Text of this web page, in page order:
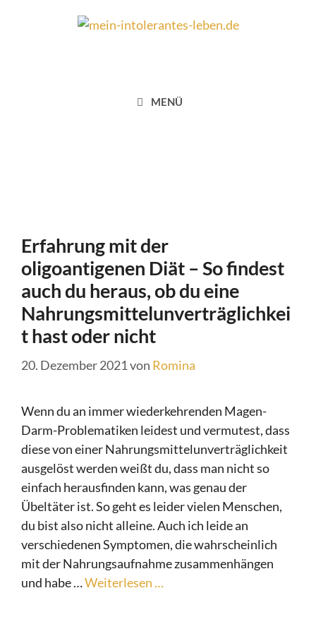
MENÜ
Erfahrung mit der
oligoantigenen Diät – So findest
auch du heraus, ob du eine
Nahrungsmittelunverträglichkei
t hast oder nicht
20. Dezember 2021von Romina
Wenn du an immer wiederkehrenden Magen-
Darm-Problematiken leidest und vermutest, dass
diese von einer Nahrungsmittelunverträglichkeit
ausgelöst werden weißt du, dass man nicht so
einfach herausfinden kann, was genau der
Übeltäter ist. So geht es leider vielen Menschen,
du bist also nicht alleine. Auch ich leide an
verschiedenen Symptomen, die wahrscheinlich
mit der Nahrungsaufnahme zusammenhängen
und habe …Weiterlesen …